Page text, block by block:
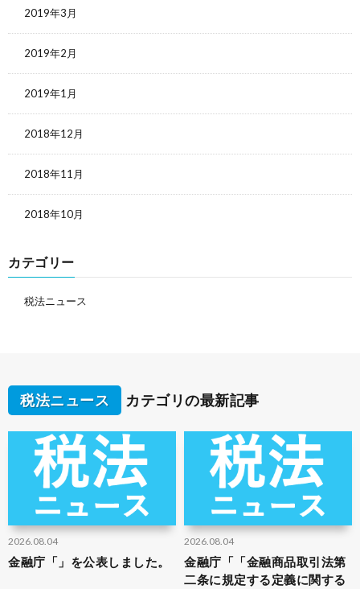
2019年3月
2019年2月
2019年1月
2018年12月
2018年11月
2018年10月
カテゴリー
税法ニュース
税法ニュース カテゴリの最新記事
2026.08.04
金融庁「」を公表しました。
2026.08.04
金融庁「「金融商品取引法第
二条に規定する定義に関する